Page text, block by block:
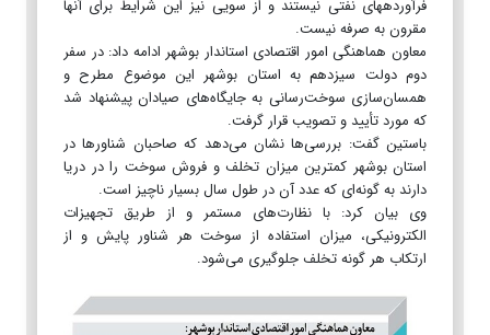
فرآوردههای نفتی نیستند و از سویی نیز این شرایط برای آنها
مقرون به صرفه نیست.
معاون هماهنگی امور اقتصادی استاندار بوشهر ادامه داد: در سفر
دوم دولت سیزدهم به استان بوشهر این موضوع مطرح و
همسان‌سازی سوخت‌رسانی به جایگاه‌های صیادان پیشنهاد شد
که مورد تأیید و تصویب قرار گرفت.
باستین گفت: بررسی‌ها نشان می‌دهد که صاحبان شناورها در
استان بوشهر کمترین میزان تخلف و فروش سوخت را در دریا
دارند به گونه‌ای که عدد آن در طول سال بسیار ناچیز است.
وی بیان کرد: با نظارت‌های مستمر و از طریق تجهیزات
الکترونیکی، میزان استفاده از سوخت هر شناور پایش و از
ارتکاب هر گونه تخلف جلوگیری می‌شود.